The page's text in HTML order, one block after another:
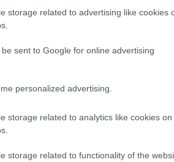
storage related to advertising like cookies
sent to Google for online advertising
personalized advertising.
storage related to analytics like cookies on
storage related to functionality of the
zöld